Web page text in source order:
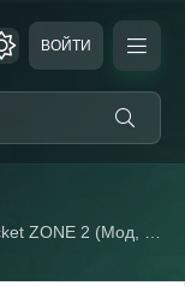
ВОЙТИ
2 (Мод, Бесплатные покупки)